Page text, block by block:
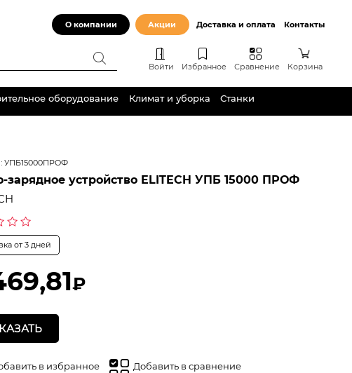
О компании Акции Доставка и оплата Контакты
Войти Избранное Сравнение Корзина
оборудование Климат и уборка Станки
УПБ15000ПРОФ
зарядное устройство ELITECH УПБ 15000 ПРОФ
от 3 дней
₽
в избранное Добавить в сравнение